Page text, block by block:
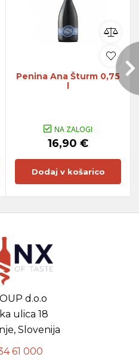
Penina Ana Šturm 0,75
l
NA ZALOGI
16,90 €
Dodaj v košarico
d.o.o
ulica 18
Slovenija
61 000